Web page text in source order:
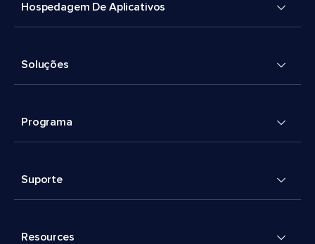
Hospedagem De Aplicativos
Soluções
Programa
Suporte
Resources